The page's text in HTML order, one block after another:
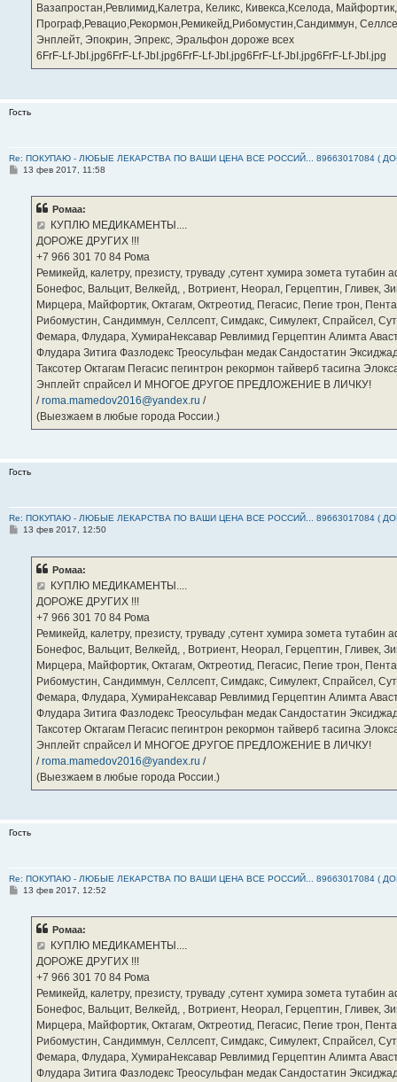
Вазапростан,Ревлимид,Калетра, Келикс, Кивекса,Кселода,
Програф,Ревацио,Рекормон,Ремикейд,Рибомустин,Сандиммун,
Энплейт, Эпокрин, Эпрекс, Эральфон дороже всех
6FrF-Lf-JbI.jpg6FrF-Lf-JbI.jpg6FrF-Lf-JbI.jpg6FrF-Lf-JbI.jpg6FrF-Lf-JbI.jpg
Гость
Re: ПОКУПАЮ - ЛЮБЫЕ ЛЕКАРСТВА ПО ВАШИ ЦЕНА ВСЕ РОССИЙ... 89663017084 (
С13 фев 2017, 11:58
Ромаа:
КУПЛЮ МЕДИКАМЕНТЫ....
ДОРОЖЕ ДРУГИХ !!!
‪+7 966 301 70 84‬ Рома
Ремикейд, калетру, презисту, труваду ,сутент хумира зомета
Бонефос, Вальцит, Велкейд, , Вотриент, Неорал, Герцептин, Гливек,
Мирцера, Майфортик, Октагам, Октреотид, Пегасис, Пегие трон,
Рибомустин, Сандиммун, Селлсепт, Симдакс, Симулект, Спрайсел,
Фемара, Флудара, ХумираНексавар Ревлимид Герцептин Алимта
Флудара Зитига Фазлодекс Треосульфан медак Сандостатин
Таксотер Октагам Пегасис пегинтрон рекормон тайверб тасигна
Энплейт спрайсел И МНОГОЕ ДРУГОЕ ПРЕДЛОЖЕНИЕ В ЛИЧКУ!
/roma.mamedov2016@yandex.ru /
(Выезжаем в любые города России.)
Гость
Re: ПОКУПАЮ - ЛЮБЫЕ ЛЕКАРСТВА ПО ВАШИ ЦЕНА ВСЕ РОССИЙ... 89663017084 (
С13 фев 2017, 12:50
Ромаа:
КУПЛЮ МЕДИКАМЕНТЫ....
ДОРОЖЕ ДРУГИХ !!!
‪+7 966 301 70 84‬ Рома
Ремикейд, калетру, презисту, труваду ,сутент хумира зомета
Бонефос, Вальцит, Велкейд, , Вотриент, Неорал, Герцептин, Гливек,
Мирцера, Майфортик, Октагам, Октреотид, Пегасис, Пегие трон,
Рибомустин, Сандиммун, Селлсепт, Симдакс, Симулект, Спрайсел,
Фемара, Флудара, ХумираНексавар Ревлимид Герцептин Алимта
Флудара Зитига Фазлодекс Треосульфан медак Сандостатин
Таксотер Октагам Пегасис пегинтрон рекормон тайверб тасигна
Энплейт спрайсел И МНОГОЕ ДРУГОЕ ПРЕДЛОЖЕНИЕ В ЛИЧКУ!
/roma.mamedov2016@yandex.ru /
(Выезжаем в любые города России.)
Гость
Re: ПОКУПАЮ - ЛЮБЫЕ ЛЕКАРСТВА ПО ВАШИ ЦЕНА ВСЕ РОССИЙ... 89663017084 (
С13 фев 2017, 12:52
Ромаа:
КУПЛЮ МЕДИКАМЕНТЫ....
ДОРОЖЕ ДРУГИХ !!!
‪+7 966 301 70 84‬ Рома
Ремикейд, калетру, презисту, труваду ,сутент хумира зомета
Бонефос, Вальцит, Велкейд, , Вотриент, Неорал, Герцептин, Гливек,
Мирцера, Майфортик, Октагам, Октреотид, Пегасис, Пегие трон,
Рибомустин, Сандиммун, Селлсепт, Симдакс, Симулект, Спрайсел,
Фемара, Флудара, ХумираНексавар Ревлимид Герцептин Алимта
Флудара Зитига Фазлодекс Треосульфан медак Сандостатин